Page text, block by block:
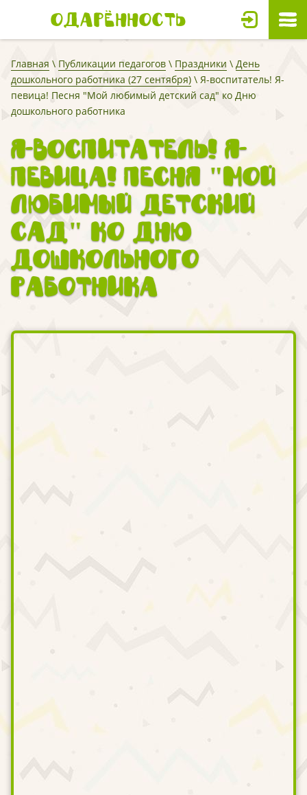
Одарённость
Главная \ Публикации педагогов \ Праздники \ День
дошкольного работника (27 сентября) \ Я-воспитатель! Я-
певица! Песня "Мой любимый детский сад" ко Дню
дошкольного работника
Я-воспитатель! Я-
певица! Песня "Мой
любимый детский
сад" ко Дню
дошкольного
работника